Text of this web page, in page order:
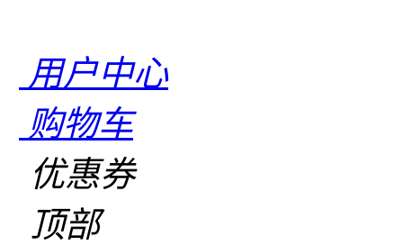
用户中心
购物车
优惠券
顶部